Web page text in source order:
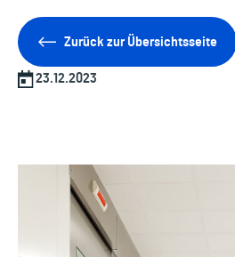
Zurück zur Übersichtsseite
23.12.2023